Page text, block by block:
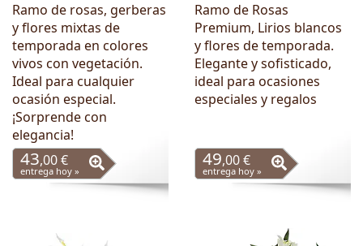
Ramo de rosas, gerberas
y flores mixtas de
temporada en colores
vivos con vegetación.
Ideal para cualquier
ocasión especial.
¡Sorprende con
elegancia!
43,00 €
entrega hoy »
Ramo de Rosas
Premium, Lirios blancos
y flores de temporada.
Elegante y sofisticado,
ideal para ocasiones
especiales y regalos
49,00 €
entrega hoy »